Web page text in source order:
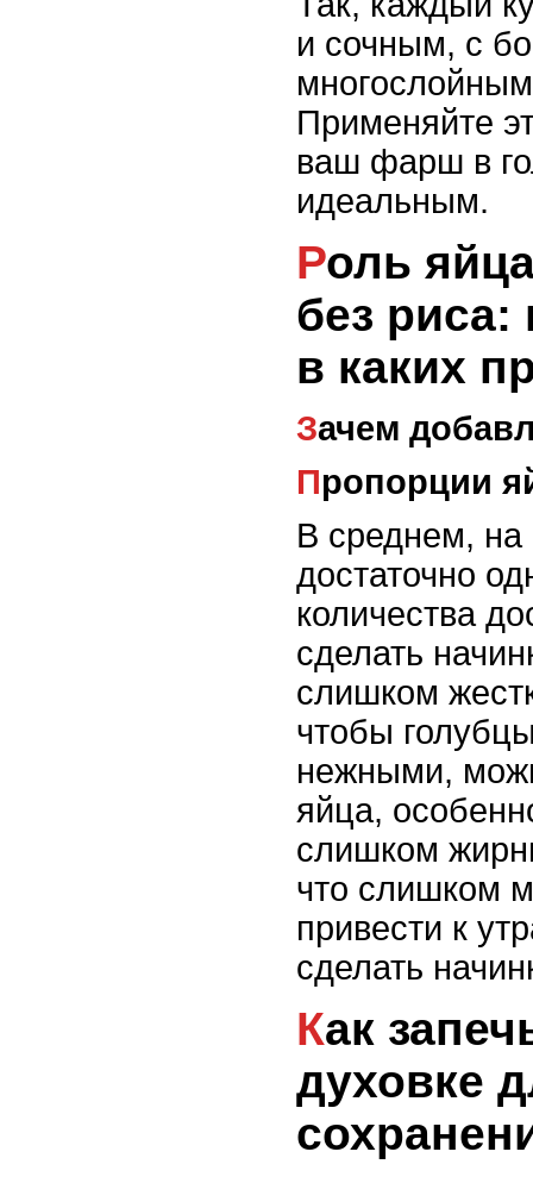
и сочным, с
Применяйте
ваш фарш в
идеальным.
Роль яйца в голубцах
без риса:
в каких
Зачем
Пропорции
В среднем,
достаточно
количества
сделать
слишком
чтобы
нежными,
яйца,
слишком
что слишком
привести к
сделать
Как запечь голубцы в
духовке